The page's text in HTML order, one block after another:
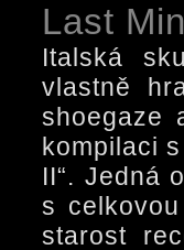
Last
Italská
vlastně
shoegaze
kompilaci
II“. Jedná
s
starost